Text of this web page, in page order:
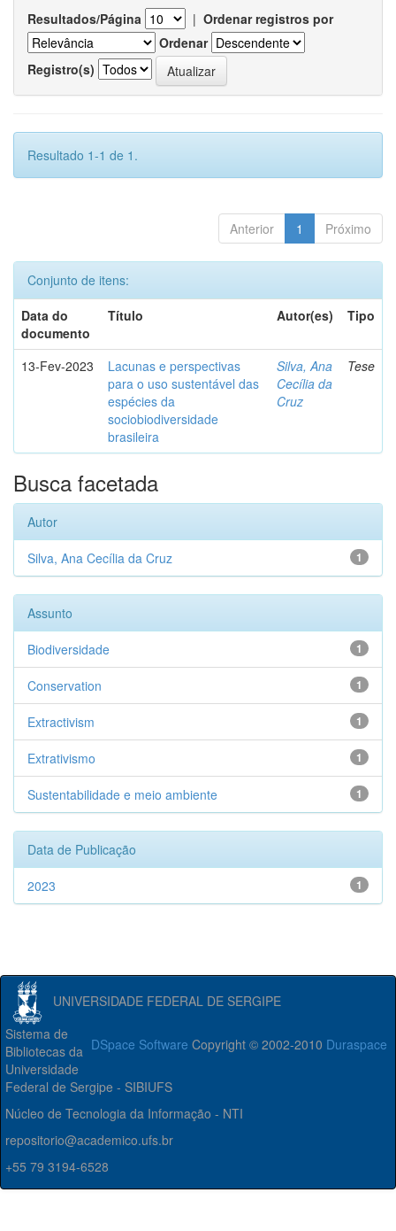
Resultados/Página | Ordenar registros por
Ordenar
Registro(s)
Resultado 1-1 de 1.
Anterior 1 Próximo
Conjunto de itens:
Data do
documento
Título Autor(es) Tipo
13-Fev-2023
Lacunas e perspectivas
para o uso sustentável das
espécies da
sociobiodiversidade
brasileira
Silva, Ana
Cecília da
Cruz
Tese
Busca facetada
Autor
1
Silva, Ana Cecília da Cruz
Assunto
1
Biodiversidade
1
Conservation
1
Extractivism
1
Extrativismo
1
Sustentabilidade e meio ambiente
Data de Publicação
1
2023
UNIVERSIDADE FEDERAL DE SERGIPE
DSpace Software Copyright © 2002-2010 Duraspace
Sistema de
Bibliotecas da
Universidade
Federal de Sergipe - SIBIUFS
Núcleo de Tecnologia da Informação - NTI
repositorio@academico.ufs.br
+55 79 3194-6528